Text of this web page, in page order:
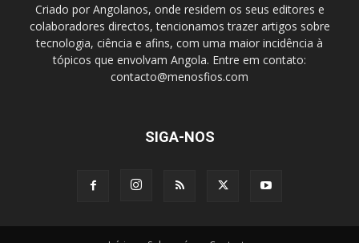
Criado por Angolanos, onde residem os seus editores e
colaboradores directos, tencionamos trazer artigos sobre
tecnologia, ciência e afins, com uma maior incidência à
tópicos que envolvam Angola. Entre em contato:
contacto@menosfios.com
SIGA-NOS